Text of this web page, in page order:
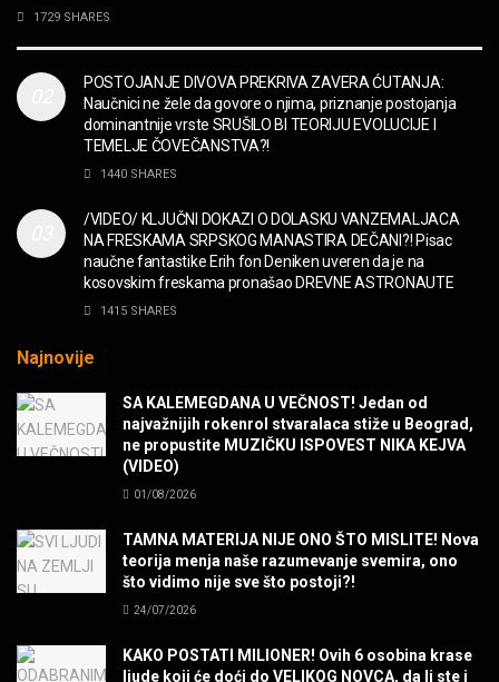
“Missin’ Yo’ Kissin'” BILLY ZZ TOP
MUZIKA
DIVNA! Ogi & Magnifico
FILM
MUZIKA
POVRATAK Iron Maiden The Writing On The Wall
SENIDAHHH!
Miss You! Charlie Watts
1729 SHARES
POSTOJANJE DIVOVA PREKRIVA ZAVERA ĆUTANJA:
Naučnici ne žele da govore o njima, priznanje postojanja
dominantnije vrste SRUŠILO BI TEORIJU EVOLUCIJE I
TEMELJE ČOVEČANSTVA?!
1440 SHARES
/VIDEO/ KLJUČNI DOKAZI O DOLASKU VANZEMALJACA
NA FRESKAMA SRPSKOG MANASTIRA DEČANI?! Pisac
naučne fantastike Erih fon Deniken uveren da je na
kosovskim freskama pronašao DREVNE ASTRONAUTE
1415 SHARES
Najnovije
SA KALEMEGDANA U VEČNOST! Jedan od
najvažnijih rokenrol stvaralaca stiže u Beograd,
ne propustite MUZIČKU ISPOVEST NIKA KEJVA
(VIDEO)
01/08/2026
TAMNA MATERIJA NIJE ONO ŠTO MISLITE! Nova
teorija menja naše razumevanje svemira, ono
što vidimo nije sve što postoji?!
24/07/2026
KAKO POSTATI MILIONER! Ovih 6 osobina krase
ljude koji će doći do VELIKOG NOVCA, da li ste i